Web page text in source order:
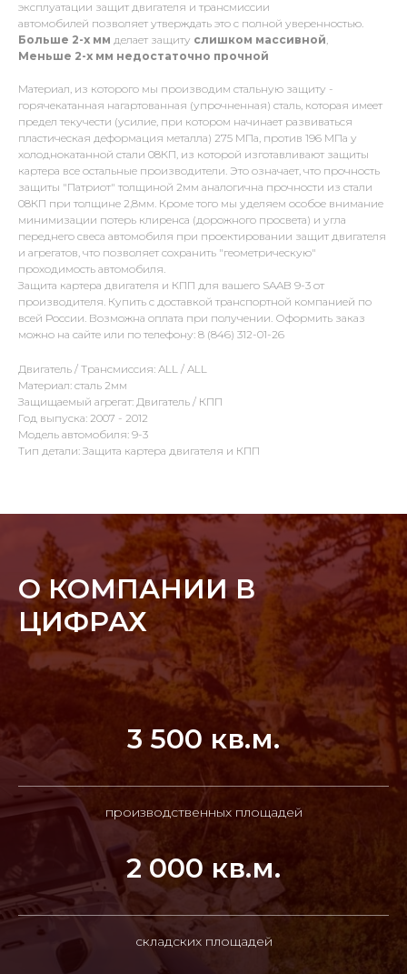
эксплуатации защит двигателя и трансмиссии
автомобилей позволяет утверждать это с полной уверенностью.
Больше 2-х мм делает защиту слишком массивной,
Меньше 2-х мм недостаточно прочной
Материал, из которого мы производим стальную защиту -
горячекатанная нагартованная (упрочненная) сталь, которая имеет
предел текучести (усилие, при котором начинает развиваться
пластическая деформация металла) 275 МПа, против 196 МПа у
холоднокатанной стали 08КП, из которой изготавливают защиты
картера все остальные производители. Это означает, что прочность
защиты "Патриот" толщиной 2мм аналогична прочности из стали
08КП при толщине 2,8мм. Кроме того мы уделяем особое внимание
минимизации потерь клиренса (дорожного просвета) и угла
переднего свеса автомобиля при проектировании защит двигателя
и агрегатов, что позволяет сохранить "геометрическую"
проходимость автомобиля.
Защита картера двигателя и КПП для вашего SAAB 9-3 от
производителя. Купить с доставкой транспортной компанией по
всей России. Возможна оплата при получении. Оформить заказ
можно на сайте или по телефону: 8 (846) 312-01-26
Двигатель / Трансмиссия: ALL / ALL
Материал: сталь 2мм
Защищаемый агрегат: Двигатель / КПП
Год выпуска: 2007 - 2012
Модель автомобиля: 9-3
Тип детали: Защита картера двигателя и КПП
О КОМПАНИИ В
ЦИФРАХ
3 500 кв.м.
производственных площадей
2 000 кв.м.
складских площадей